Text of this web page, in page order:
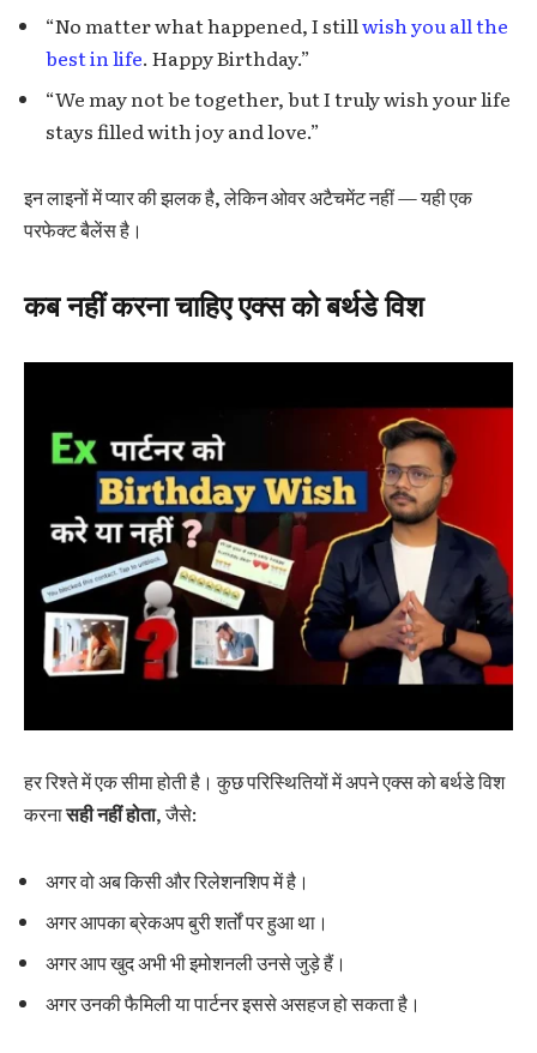
“No matter what happened, I stillwish you all the
best in life. Happy Birthday.”
“We may not be together, but I truly wish your life
stays filled with joy and love.”
इन लाइनों में प्यार की झलक है, लेकिन ओवर अटैचमेंट नहीं — यही एक
परफेक्ट बैलेंस है।
कब नहीं करना चाहिए एक्स को बर्थडे विश
हर रिश्ते में एक सीमा होती है। कुछ परिस्थितियों में अपने एक्स को बर्थडे विश
करनासही नहीं होता, जैसे:
अगर वो अब किसी और रिलेशनशिप में है।
अगर आपका ब्रेकअप बुरी शर्तों पर हुआ था।
अगर आप खुद अभी भी इमोशनली उनसे जुड़े हैं।
अगर उनकी फैमिली या पार्टनर इससे असहज हो सकता है।